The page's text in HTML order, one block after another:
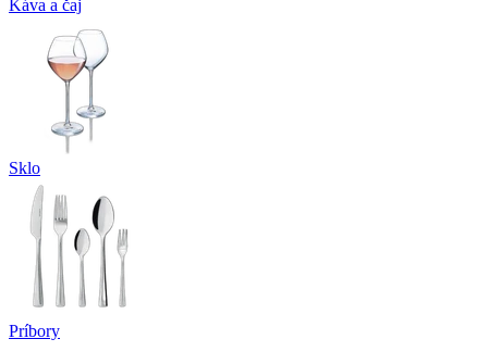
Káva a čaj
Sklo
Príbory